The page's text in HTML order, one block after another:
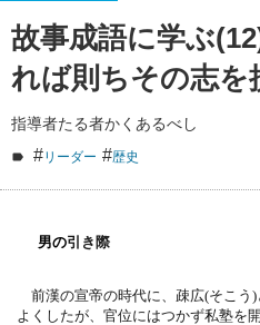
故事成語に学ぶ
れば則ちその志を
指導者たる者かくあるべし
#リーダー #歴史
男の引き際
前漢の宣帝の時代に、疎広(そこう)
よくしたが、官位にはつかず私塾を